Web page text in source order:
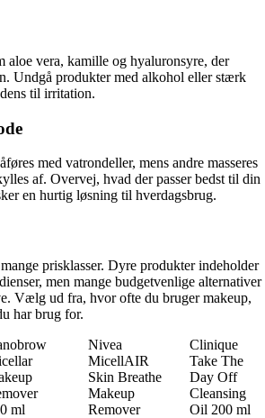
aloe vera, kamille og hyaluronsyre, der
Undgå produkter med alkohol eller stærk
til irritation.
med vatrondeller, mens andre masseres
af. Overvej, hvad der passer bedst til din
en hurtig løsning til hverdagsbrug.
prisklasser. Dyre produkter indeholder
men mange budgetvenlige alternativer
Vælg ud fra, hvor ofte du bruger makeup,
har brug for.
ml
Nivea
MicellAIR
Skin Breathe
Makeup
Remover
Clinique
Take The
Day Off
Cleansing
Oil 200 ml